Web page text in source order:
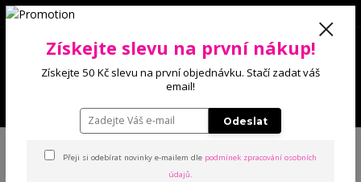
0 Kč
plnoštíhlé - Lístečky
Získejte slevu na první nákup!
Získejte 50 Kč slevu na první objednávku. Stačí zadat váš
email!
Odeslat
Přeji si odebírat novinky e-mailem dle podmínek zpracování osobních
údajů.